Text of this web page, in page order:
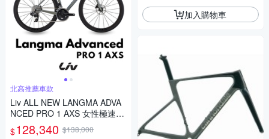
北高推薦車款
Liv ALL NEW LANGMA ADVA
NCED PRO 1 AXS 女性極速公
路自行車 2025年式
$128,340 $138,000
加入購物車